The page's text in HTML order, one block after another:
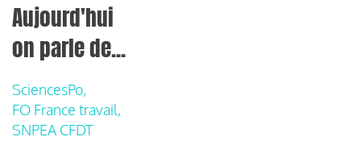
Aujourd'hui
on parle de...
SciencesPo,
FO France travail,
SNPEA CFDT